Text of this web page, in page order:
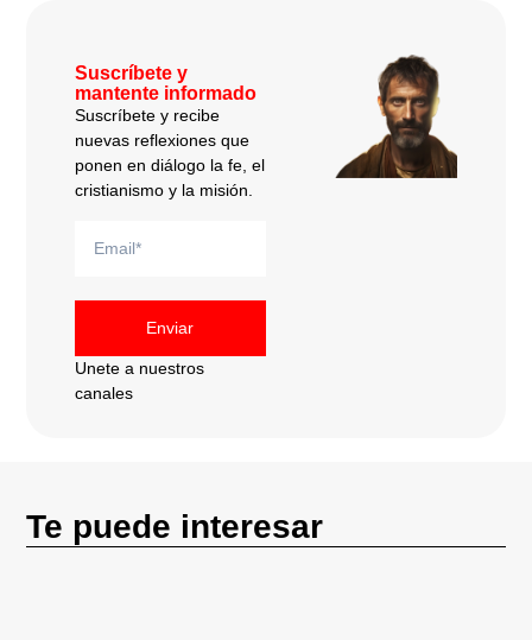
Suscríbete y
mantente informado
Suscríbete y recibe
nuevas reflexiones que
ponen en diálogo la fe, el
cristianismo y la misión.
Enviar
Unete a nuestros
canales
Te puede interesar